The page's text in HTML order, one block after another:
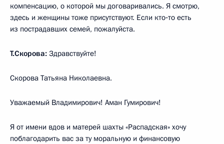
компенсацию, о которой мы договаривались. Я смотрю,
здесь и женщины тоже присутствуют. Если кто‑то есть
из пострадавших семей, пожалуйста.
Т.Скорова: Здравствуйте!
Скорова Татьяна Николаевна.
Уважаемый Владимирович! Аман Гумирович!
Я от имени вдов и матерей шахты «Распадская» хочу
поблагодарить вас за ту моральную и финансовую